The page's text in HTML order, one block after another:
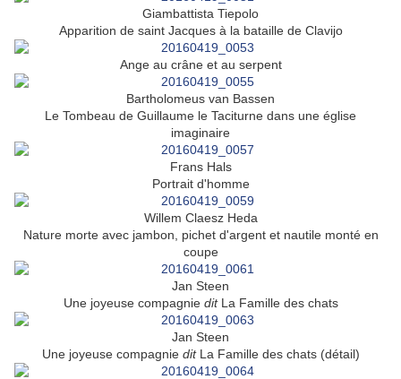
Giambattista Tiepolo
Apparition de saint Jacques à la bataille de Clavijo
Ange au crâne et au serpent
Bartholomeus van Bassen
Le Tombeau de Guillaume le Taciturne dans une église
imaginaire
Frans Hals
Portrait d'homme
Willem Claesz Heda
Nature morte avec jambon, pichet d'argent et nautile monté en
coupe
Jan Steen
Une joyeuse compagnie ditLa Famille des chats
Jan Steen
Une joyeuse compagnie ditLa Famille des chats (détail)